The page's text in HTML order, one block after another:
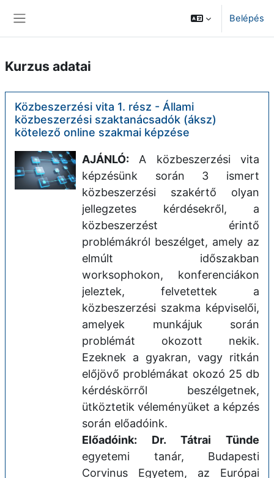
Belépés
Kurzus adatai
Közbeszerzési vita 1. rész - Állami
közbeszerzési szaktanácsadók (áksz)
kötelező online szakmai képzése
AJÁNLÓ: A közbeszerzési vita
képzésünk során 3 ismert
közbeszerzési szakértő olyan
jellegzetes kérdésekről, a
közbeszerzést érintő
problémákról beszélget, amely az
elmúlt időszakban
worksophokon, konferenciákon
jeleztek, felvetettek a
közbeszerzési szakma képviselői,
amelyek munkájuk során
problémát okozott nekik.
Ezeknek a gyakran, vagy ritkán
előjövő problémákat okozó 25 db
kérdéskörről beszélgetnek,
ütköztetik véleményüket a képzés
során előadóink.
Előadóink: Dr. Tátrai Tünde
egyetemi tanár, Budapesti
Corvinus Egyetem, az Európai